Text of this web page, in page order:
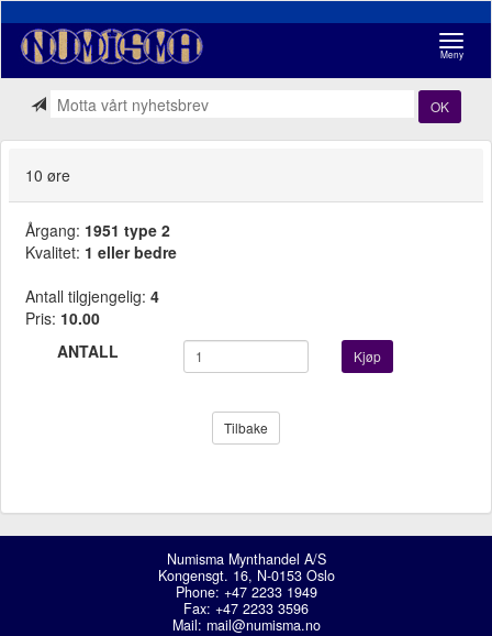
Meny
OK
10 øre
Årgang: 1951 type 2
Kvalitet: 1 eller bedre
Antall tilgjengelig: 4
Pris: 10.00
ANTALL
Kjøp
Tilbake
Numisma Mynthandel A/S
Kongensgt. 16, N-0153 Oslo
Phone: +47 2233 1949
Fax: +47 2233 3596
Mail: mail@numisma.no